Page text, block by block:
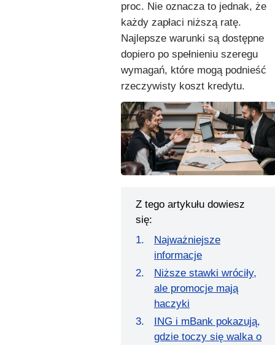
proc. Nie oznacza to jednak, że
każdy zapłaci niższą ratę.
Najlepsze warunki są dostępne
dopiero po spełnieniu szeregu
wymagań, które mogą podnieść
rzeczywisty koszt kredytu.
Z tego artykułu dowiesz
się:
Najważniejsze
informacje
Niższe stawki wróciły,
ale promocje mają
haczyki
ING i mBank pokazują,
gdzie toczy się walka o